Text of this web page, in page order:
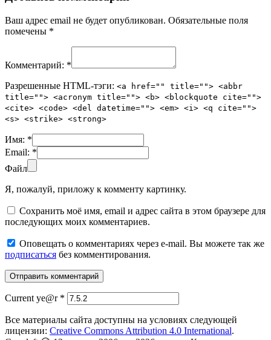
Ваш адрес email не будет опубликован. Обязательные поля
помечены *
Комментарий: *
Разрешенные HTML-тэги: <a href="" title=""> <abbr
title=""> <acronym title=""> <b> <blockquote cite="">
<cite> <code> <del datetime=""> <em> <i> <q cite="">
<s> <strike> <strong>
Имя: *
Email: *
Файл
Я, пожалуй, приложу к комменту картинку.
Сохранить моё имя, email и адрес сайта в этом браузере для
последующих моих комментариев.
Оповещать о комментариях через e-mail. Вы можете так же
подписаться без комментирования.
Current ye@r *
Все материалы сайта доступны на условиях следующей
лицензии: Creative Commons Attribution 4.0 International.